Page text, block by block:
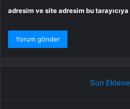
adresim ve site adresim bu
Son